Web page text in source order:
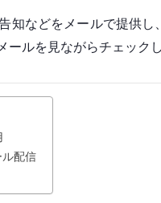
知などをメールで提供
ルを見ながらチェック
配信